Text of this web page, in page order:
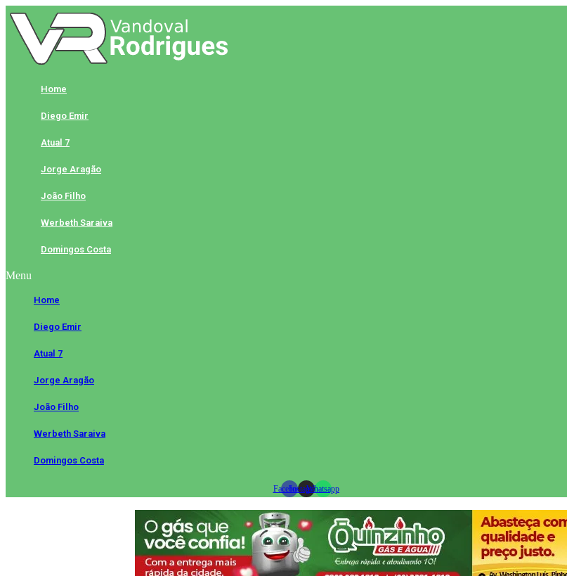
Skip
to
content
Home
Diego Emir
Atual 7
Jorge Aragão
João Filho
Werbeth Saraiva
Domingos Costa
Menu
Home
Diego Emir
Atual 7
Jorge Aragão
João Filho
Werbeth Saraiva
Domingos Costa
FacebookInstagramWhatsapp